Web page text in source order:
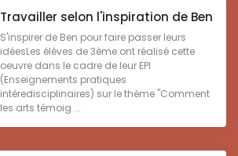
Travailler selon l'inspiration de Ben
S'inspirer de Ben pour faire passer leurs
idéesLes élèves de 3ème ont réalisé cette
oeuvre dans le cadre de leur EPI
(Enseignements pratiques
intéredisciplinaires) sur le thème "Comment
les arts témoig ...